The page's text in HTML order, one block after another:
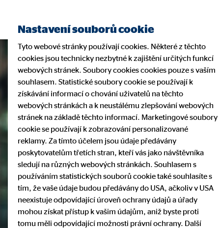
Nastavení souborů cookie
Tyto webové stránky používají cookies. Některé z těchto
cookies jsou technicky nezbytné k zajištění určitých funkcí
webových stránek. Soubory cookies cookies pouze s vaším
souhlasem. Statistické soubory cookie se používají k
získávání informací o chování uživatelů na těchto
webových stránkách a k neustálému zlepšování webových
stránek na základě těchto informací. Marketingové soubory
cookie se používají k zobrazování personalizované
reklamy. Za tímto účelem jsou údaje předávány
poskytovatelům třetích stran, kteří vás jako návštěvníka
sledují na různých webových stránkách. Souhlasem s
používáním statistických souborů cookie také souhlasíte s
tím, že vaše údaje budou předávány do USA, ačkoliv v USA
neexistuje odpovídající úroveň ochrany údajů a úřady
mohou získat přístup k vašim údajům, aniž byste proti
tomu měli odpovídající možnosti právní ochrany. Další